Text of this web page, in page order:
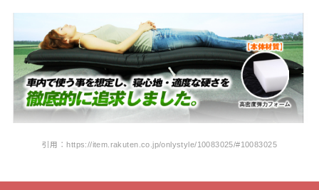
引用：https://item.rakuten.co.jp/onlystyle/10083025/#10083025